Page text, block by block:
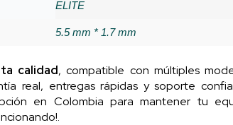
ELITE
5.5 mm * 1.7 mm
calidad, compatible con múltiples
real, entregas rápidas y soporte
en Colombia para mantener tu